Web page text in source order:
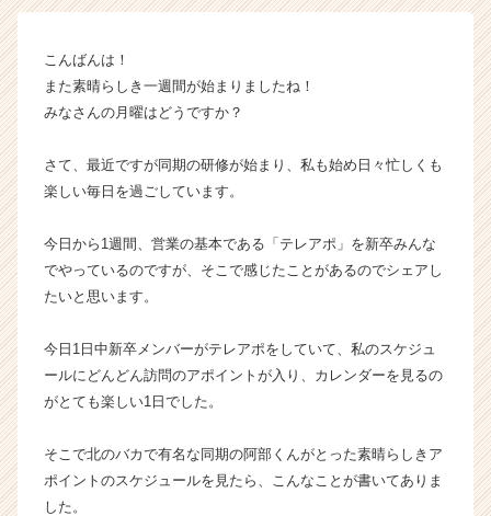
イ
ム
イ
|
ン
チ
成
企
業
ら
ス
こんばんは！
また素晴らしき一週間が始まりましたね！
みなさんの月曜はどうですか？
さて、最近ですが同期の研修が始まり、私も始め日々忙しくも
楽しい毎日を過ごしています。
今日から1週間、営業の基本である「テレアポ」を新卒みんな
でやっているのですが、そこで感じたことがあるのでシェアし
たいと思います。
今日1日中新卒メンバーがテレアポをしていて、私のスケジュ
ールにどんどん訪問のアポイントが入り、カレンダーを見るの
がとても楽しい1日でした。
そこで北のバカで有名な同期の阿部くんがとった素晴らしきア
ポイントのスケジュールを見たら、こんなことが書いてありま
した。